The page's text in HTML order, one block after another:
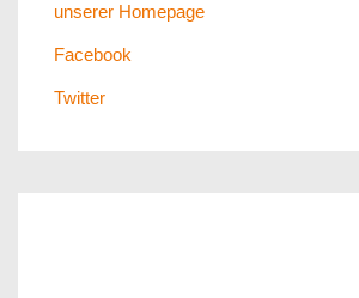
unserer Homepage
Facebook
Twitter